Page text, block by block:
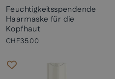
Feuchtigkeitsspendende
Haarmaske für die
Kopfhaut
CHF35.00